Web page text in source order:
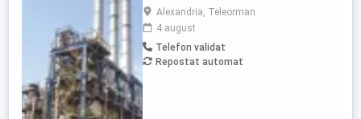
industriale in rafinarii, combinate
petrochimice, otelarii ofera locuri de
munca in Belgia pentru: - schelari
muncitori necalificati pentru activitatea de
montaj demontaj schele industriale; -
Alexandria, Teleorman
4 august
Telefon validat
Repostat automat